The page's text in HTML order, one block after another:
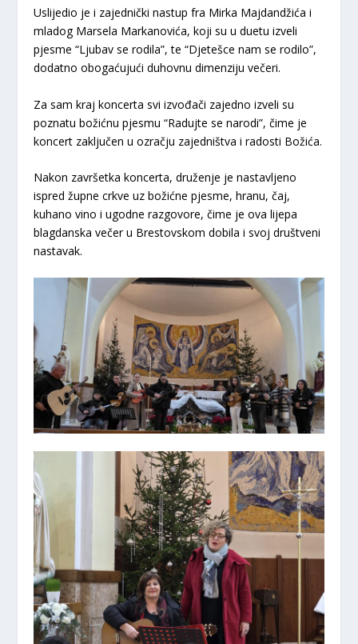
Uslijedio je i zajednički nastup fra Mirka Majdandžića i
mladog Marsela Markanovića, koji su u duetu izveli
pjesme “Ljubav se rodila”, te “Djetešce nam se rodilo”,
dodatno obogaćujući duhovnu dimenziju večeri.
Za sam kraj koncerta svi izvođači zajedno izveli su
poznatu božićnu pjesmu “Radujte se narodi”, čime je
koncert zaključen u ozračju zajedništva i radosti Božića.
Nakon završetka koncerta, druženje je nastavljeno
ispred župne crkve uz božićne pjesme, hranu, čaj,
kuhano vino i ugodne razgovore, čime je ova lijepa
blagdanska večer u Brestovskom dobila i svoj društveni
nastavak.